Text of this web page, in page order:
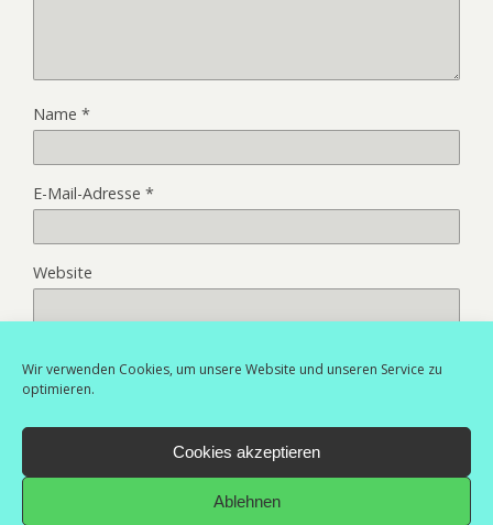
Wir verwenden Cookies, um unsere Website und unseren Service zu
optimieren.
Cookies akzeptieren
Ablehnen
Name *
E-Mail-Adresse *
Website
Zum Seitenanfang
Wir erheben und verarbeiten deine personenbezogenen Daten